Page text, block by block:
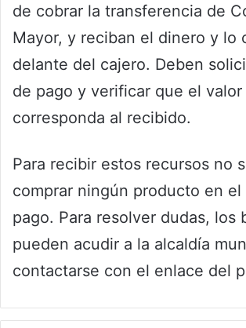
de cobrar la transferencia de
Mayor, y reciban el dinero y lo
delante del cajero. Deben
de pago y verificar que el valor
corresponda al recibido.
Para recibir estos recursos no
comprar ningún producto en
pago. Para resolver dudas, los
pueden acudir a la alcaldía
contactarse con el enlace del